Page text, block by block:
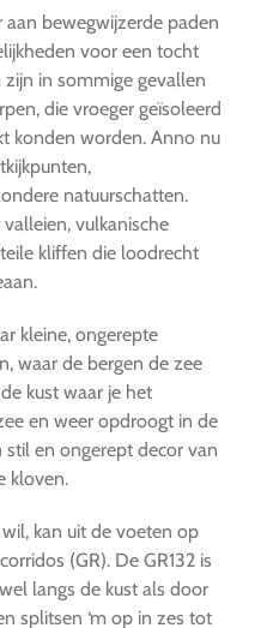
bewegwijzerde paden
voor een tocht
zijn in sommige gevallen
die vroeger geïsoleerd
konden worden. Anno nu
natuurschatten.
vulkanische
kliffen die loodrecht
kleine, ongerepte
waar de bergen de zee
kust waar je het
en weer opdroogt in de
en ongerept decor van
kloven.
kan uit de voeten op
(GR). De GR132 is
langs de kust als door
splitsen ‘m op in zes tot